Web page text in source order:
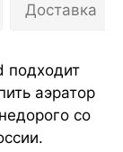
Доставка
подходит
аэратор
со